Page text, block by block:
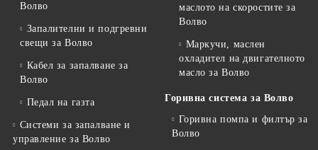
Волво
Запалителни и подгревни
свещи за Волво
Кабел за запалване за
Волво
Педал на газта
Системи за запалване и
управление за Волво
маслото на скоростите за
Волво
Маркучи, маслен
охладител на двигателното
масло за Волво
Горивна система за Волво
Горивна помпа и филтър за
Волво